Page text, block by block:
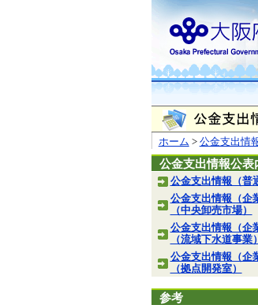
ホーム > 公金支出情
公金支出情報公表
公金支出情報（普
公金支出情報（企
（中央卸売市場）
公金支出情報（企
（流域下水道事業）
公金支出情報（企
（拠点開発室）
参考